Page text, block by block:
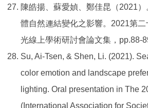
陳皓揚、蘇愛媜、鄭佳昆（2021
體自然連結變化之影響。2021第
光線上學術研討會論文集，pp.88-
Su, Ai-Tsen, & Shen, Li. (2021).
color emotion and landscape
lighting. Oral presentation in The
(International Association for